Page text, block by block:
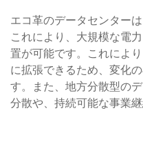
エコ革のデータセンター
これにより、大規模な電
置が可能です。これによ
に拡張できるため、変化
す。また、地方分散型の
分散や、持続可能な事業